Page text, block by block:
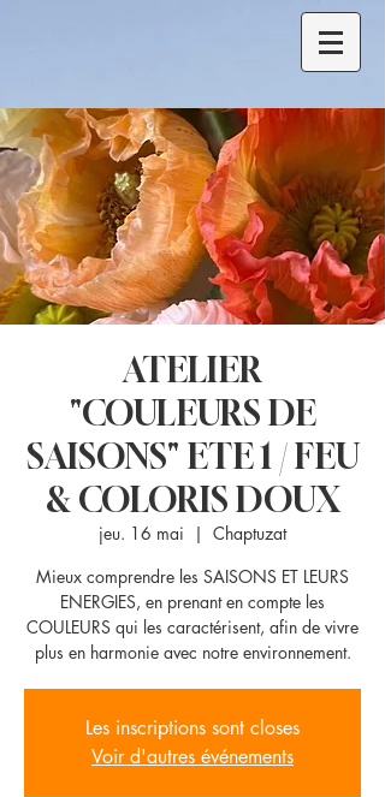
ATELIER
"COULEURS DE
SAISONS" ETE 1 / FEU
& COLORIS DOUX
jeu. 16 mai
  |
Chaptuzat
Mieux comprendre les SAISONS ET LEURS
ENERGIES, en prenant en compte les
COULEURS qui les caractérisent, afin de vivre
plus en harmonie avec notre environnement.
Les inscriptions sont closes
Voir d'autres événements